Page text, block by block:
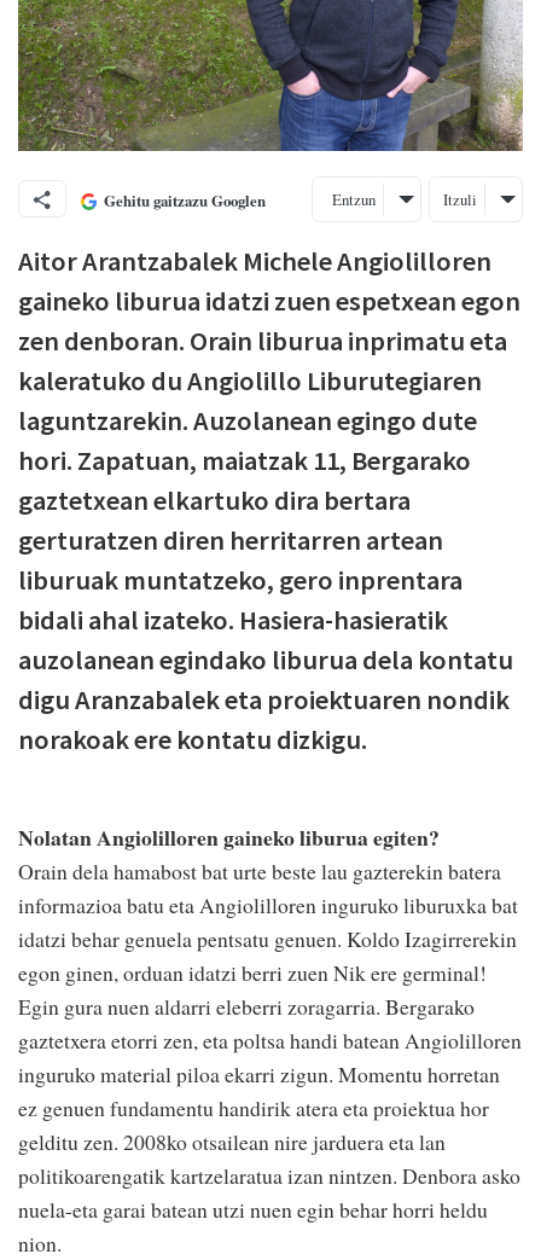
Gehitu gaitzazu Googlen Entzun Itzuli
Aitor Arantzabalek Michele Angiolilloren
gaineko liburua idatzi zuen espetxean egon
zen denboran. Orain liburua inprimatu eta
kaleratuko du Angiolillo Liburutegiaren
laguntzarekin. Auzolanean egingo dute
hori. Zapatuan, maiatzak 11, Bergarako
gaztetxean elkartuko dira bertara
gerturatzen diren herritarren artean
liburuak muntatzeko, gero inprentara
bidali ahal izateko. Hasiera-hasieratik
auzolanean egindako liburua dela kontatu
digu Aranzabalek eta proiektuaren nondik
norakoak ere kontatu dizkigu.
Nolatan Angiolilloren gaineko liburua egiten?
Orain dela hamabost bat urte beste lau gazterekin batera
informazioa batu eta Angiolilloren inguruko liburuxka bat
idatzi behar genuela pentsatu genuen. Koldo Izagirrerekin
egon ginen, orduan idatzi berri zuen Nik ere germinal!
Egin gura nuen aldarri eleberri zoragarria. Bergarako
gaztetxera etorri zen, eta poltsa handi batean Angiolilloren
inguruko material piloa ekarri zigun. Momentu horretan
ez genuen fundamentu handirik atera eta proiektua hor
gelditu zen. 2008ko otsailean nire jarduera eta lan
politikoarengatik kartzelaratua izan nintzen. Denbora asko
nuela-eta garai batean utzi nuen egin behar horri heldu
nion.